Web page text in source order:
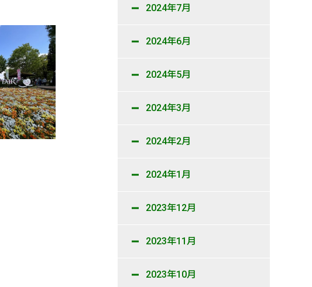
2024年7月
2024年6月
2024年5月
2024年3月
2024年2月
2024年1月
2023年12月
2023年11月
2023年10月